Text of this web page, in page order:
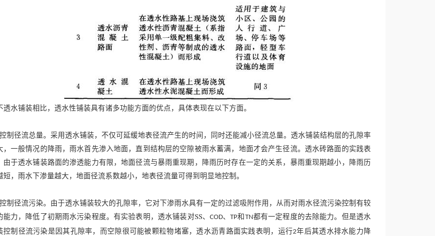
透水铺装相比，透水性铺装具有诸多功能方面的优点，具体表现在以下方面。
制径流总量。采用透水铺装，不仅可延缓地表径流产生的时间，同时还能减小径流总量。透水铺装结构层的孔隙率
，一般情况的降雨，雨水首先渗入地面，直到结构层的空隙被雨水蓄满，地面才会产生径流。透水砖路面的实践表
由于透水铺装路面的渗透能力有限，地面径流与暴雨重现期，降雨历时存在一定的关系，暴雨重现期越小，降雨历
短，雨水下渗量越大，地面径流系数越小，地表径流量可得到明显地控制。
制径流污染。由于透水铺装较大的孔隙率，它对下渗雨水具有一定的过滤吸附作用，从而对雨水径流污染控制有较
能力，降低了初期雨水污染程度。有实验表明，透水铺装对SS、
COD、TP和TN都有一定程度的去除能力。但是透水
控制径流污染是因其孔隙率，而空隙很可能被颗粒物堵塞，透水沥青路面实践表明，运行2年后其透水排水能力降